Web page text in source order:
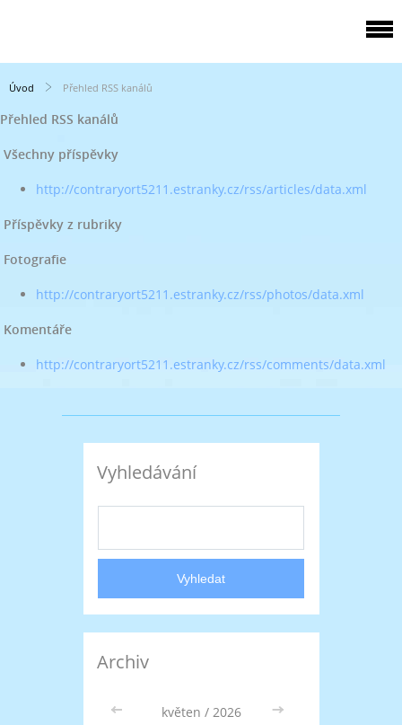
Úvod Přehled RSS kanálů
Přehled RSS kanálů
Všechny příspěvky
http://contraryort5211.estranky.cz/rss/articles/data.xml
Příspěvky z rubriky
Fotografie
http://contraryort5211.estranky.cz/rss/photos/data.xml
Komentáře
http://contraryort5211.estranky.cz/rss/comments/data.xml
Vyhledávání
Archiv
<< květen / 2026 >>